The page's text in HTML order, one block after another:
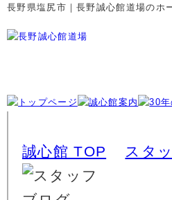
長野県塩尻市｜長野誠心館道場のホ
誠心館 TOP スタ